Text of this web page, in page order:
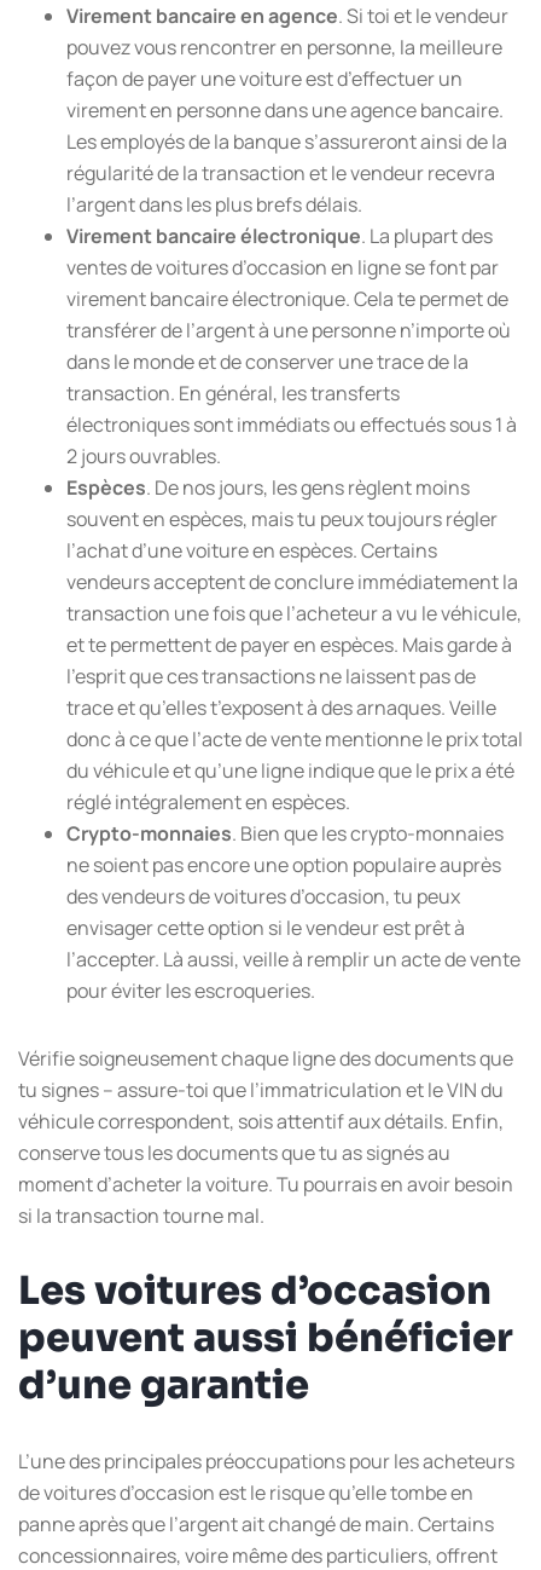
Virement bancaire en agence. Si toi et le vendeur
pouvez vous rencontrer en personne, la meilleure
façon de payer une voiture est d’effectuer un
virement en personne dans une agence bancaire.
Les employés de la banque s’assureront ainsi de la
régularité de la transaction et le vendeur recevra
l’argent dans les plus brefs délais.
Virement bancaire électronique. La plupart des
ventes de voitures d’occasion en ligne se font par
virement bancaire électronique. Cela te permet de
transférer de l’argent à une personne n’importe où
dans le monde et de conserver une trace de la
transaction. En général, les transferts
électroniques sont immédiats ou effectués sous 1 à
2 jours ouvrables.
Espèces. De nos jours, les gens règlent moins
souvent en espèces, mais tu peux toujours régler
l’achat d’une voiture en espèces. Certains
vendeurs acceptent de conclure immédiatement la
transaction une fois que l’acheteur a vu le véhicule,
et te permettent de payer en espèces. Mais garde à
l’esprit que ces transactions ne laissent pas de
trace et qu’elles t’exposent à des arnaques. Veille
donc à ce que l’acte de vente mentionne le prix total
du véhicule et qu’une ligne indique que le prix a été
réglé intégralement en espèces.
Crypto-monnaies. Bien que les crypto-monnaies
ne soient pas encore une option populaire auprès
des vendeurs de voitures d’occasion, tu peux
envisager cette option si le vendeur est prêt à
l’accepter. Là aussi, veille à remplir un acte de vente
pour éviter les escroqueries.
Vérifie soigneusement chaque ligne des documents que
tu signes – assure-toi que l’immatriculation et le VIN du
véhicule correspondent, sois attentif aux détails. Enfin,
conserve tous les documents que tu as signés au
moment d’acheter la voiture. Tu pourrais en avoir besoin
si la transaction tourne mal.
Les voitures d’occasion
peuvent aussi bénéficier
d’une garantie
L’une des principales préoccupations pour les acheteurs
de voitures d’occasion est le risque qu’elle tombe en
panne après que l’argent ait changé de main. Certains
concessionnaires, voire même des particuliers, offrent